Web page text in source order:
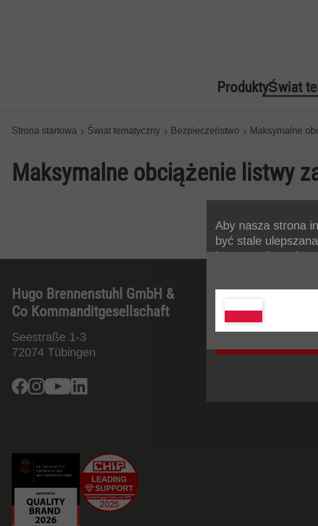
Aby nasza strona
być stale
korzystanie z
polityce
ProduktyŚwiat
Strona startowa Świat tematyczny Bezpieczeństwo Maksymalne
Maksymalne obciążenie listwy
Hugo Brennenstuhl GmbH &
Co Kommanditgesellschaft
Seestraße 1-3
72074 Tübingen
Facebook
Instagram
Youtube
Informacje
Kontakt dla